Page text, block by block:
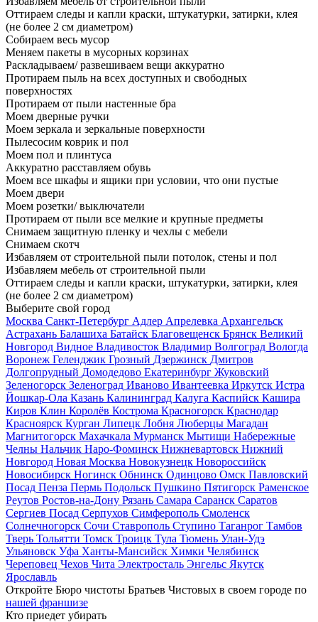
Оттираем следы и капли краски, штукатурки, затирки, клея
(не более 2 см диаметром)
Собираем весь мусор
Меняем пакеты в мусорных корзинах
Раскладываем/ развешиваем вещи аккуратно
Протираем пыль на всех доступных и свободных
поверхностях
Протираем от пыли настенные бра
Моем дверные ручки
Моем зеркала и зеркальные поверхности
Пылесосим коврик и пол
Моем пол и плинтуса
Аккуратно расставляем обувь
Моем все шкафы и ящики при условии, что они пустые
Моем двери
Моем розетки/ выключатели
Протираем от пыли все мелкие и крупные предметы
Снимаем защитную пленку и чехлы с мебели
Снимаем скотч
Избавляем от строительной пыли потолок, стены и пол
Избавляем мебель от строительной пыли
Оттираем следы и капли краски, штукатурки, затирки, клея
(не более 2 см диаметром)
Выберите свой город
Москва Санкт-Петербург Адлер Апрелевка Архангельск
Астрахань Балашиха Батайск Благовещенск Брянск Великий
Новгород Видное Владивосток Владимир Волгоград Вологда
Воронеж Геленджик Грозный Дзержинск Дмитров
Долгопрудный Домодедово Екатеринбург Жуковский
Зеленогорск Зеленоград Иваново Ивантеевка Иркутск Истра
Йошкар-Ола Казань Калининград Калуга Каспийск Кашира
Киров Клин Королёв Кострома Красногорск Краснодар
Красноярск Курган Липецк Лобня Люберцы Магадан
Магнитогорск Махачкала Мурманск Мытищи Набережные
Челны Нальчик Наро-Фоминск Нижневартовск Нижний
Новгород Новая Москва Новокузнецк Новороссийск
Новосибирск Ногинск Обнинск Одинцово Омск Павловский
Посад Пенза Пермь Подольск Пушкино Пятигорск Раменское
Реутов Ростов-на-Дону Рязань Самара Саранск Саратов
Сергиев Посад Серпухов Симферополь Смоленск
Солнечногорск Сочи Ставрополь Ступино Таганрог Тамбов
Тверь Тольятти Томск Троицк Тула Тюмень Улан-Удэ
Ульяновск Уфа Ханты-Мансийск Химки Челябинск
Череповец Чехов Чита Электросталь Энгельс Якутск
Ярославль
Откройте Бюро чистоты Братьев Чистовых в своем городе по
нашей франшизе
Кто приедет убирать